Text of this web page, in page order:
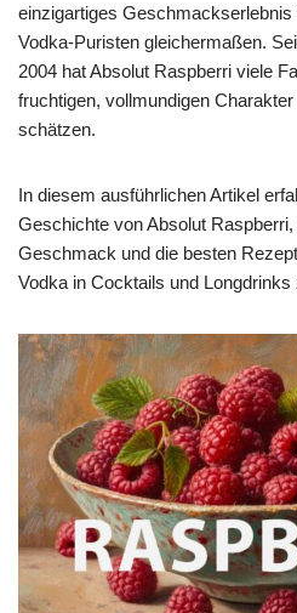
einzigartiges
Vodka-Puristen gleichermaßen.
2004 hat Absolut Raspberri viele
fruchtigen, vollmundigen
schätzen.
In diesem ausführlichen Artikel
Geschichte von Absolut
Geschmack und die besten
Vodka in Cocktails und Longdrinks